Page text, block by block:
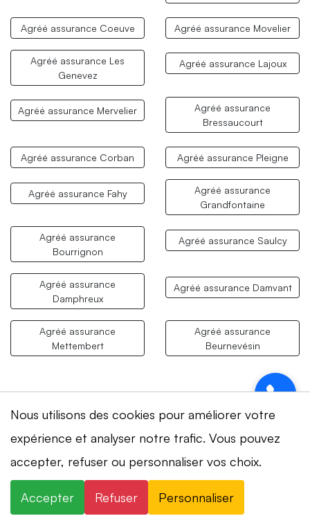
Agréé assurance Coeuve Agréé assurance Movelier
Agréé assurance Les
Genevez
Agréé assurance Lajoux
Agréé assurance Mervelier
Agréé assurance
Bressaucourt
Agréé assurance Corban Agréé assurance Pleigne
Agréé assurance Fahy
Agréé assurance
Grandfontaine
Agréé assurance
Bourrignon
Agréé assurance Saulcy
Agréé assurance
Damphreux
Agréé assurance Damvant
Agréé assurance
Mettembert
Agréé assurance
Beurnevésin
Besoin d'un serrurier agréé
assurance maintenant ?
📞 +41 78 319 32 82
Nous utilisons des cookies pour améliorer votre
expérience et analyser notre trafic. Vous pouvez
accepter, refuser ou personnaliser vos choix.
Accepter Refuser Personnaliser
⚡ Intervention en 20 min· 24h/24 · 7j/7 ·
Devis gratuit
+41 78 319 32 82
WhatsApp